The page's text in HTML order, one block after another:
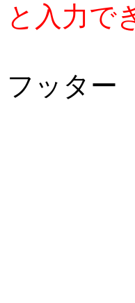
と入力で
フッター